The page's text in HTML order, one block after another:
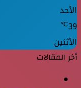
الأحد
39
℃
الأثنين
أخر المقالات